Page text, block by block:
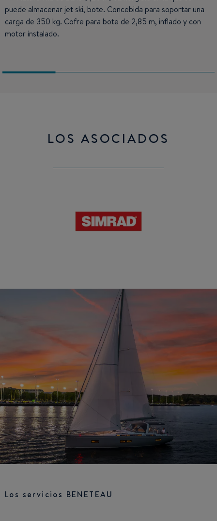
puede almacenar jet ski, bote. Concebida para soportar una
carga de 350 kg. Cofre para bote de 2,85 m, inflado y con
motor instalado.
Calefacción en opción.
Calefacción en opción.
LOS ASOCIADOS
Los servicios BENETEAU